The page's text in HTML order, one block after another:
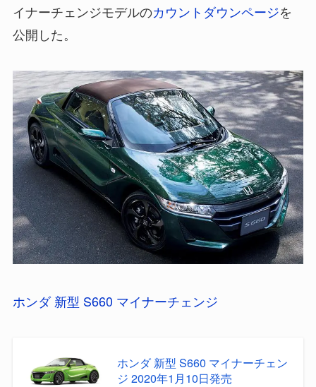
イナーチェンジモデルのカウントダウンページを
公開した。
ホンダ 新型 S660 マイナーチェンジ
ホンダ 新型 S660 マイナーチェン
ジ 2020年1月10日発売